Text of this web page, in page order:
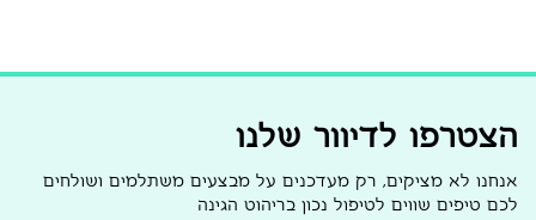
הצטרפו לדיוור שלנו
אנחנו לא מציקים, רק מעדכנים על מבצעים משתלמים ושולחים
לכם טיפים שווים לטיפול נכון בריהוט הגינה